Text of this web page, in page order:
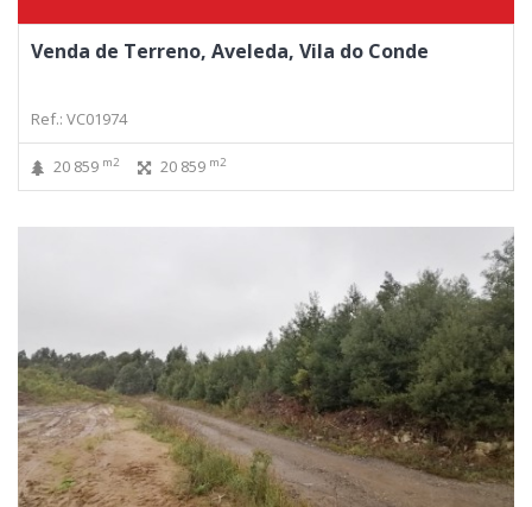
Venda de Terreno, Aveleda, Vila do Conde
Ref.: VC01974
20 859 m2 20 859 m2